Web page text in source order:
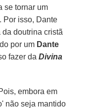
se tornar um
Por isso, Dante
doutrina cristã
por um Dante
fazer daDivina
embora em
não seja mantido